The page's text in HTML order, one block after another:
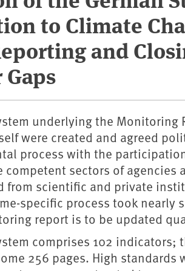
to Climate
and
underlying the Monitoring
were created and agreed
process with the
competent sectors of agencies
from scientific and private
specific process took nearly
report is to be updated
comprises 102 indicators;
256 pages. High standards